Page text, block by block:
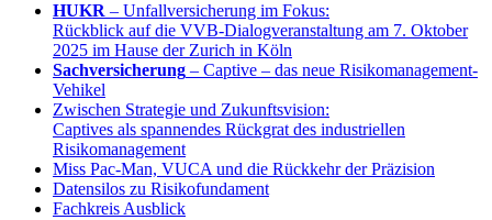
HUKR – Unfallversicherung im Fokus:
Rückblick auf die VVB-Dialogveranstaltung am 7. Oktober
2025 im Hause der Zurich in Köln
Sachversicherung – Captive – das neue Risikomanagement-
Vehikel
Zwischen Strategie und Zukunftsvision:
Captives als spannendes Rückgrat des industriellen
Risikomanagement
Miss Pac-Man, VUCA und die Rückkehr der Präzision
Datensilos zu Risikofundament
Fachkreis Ausblick